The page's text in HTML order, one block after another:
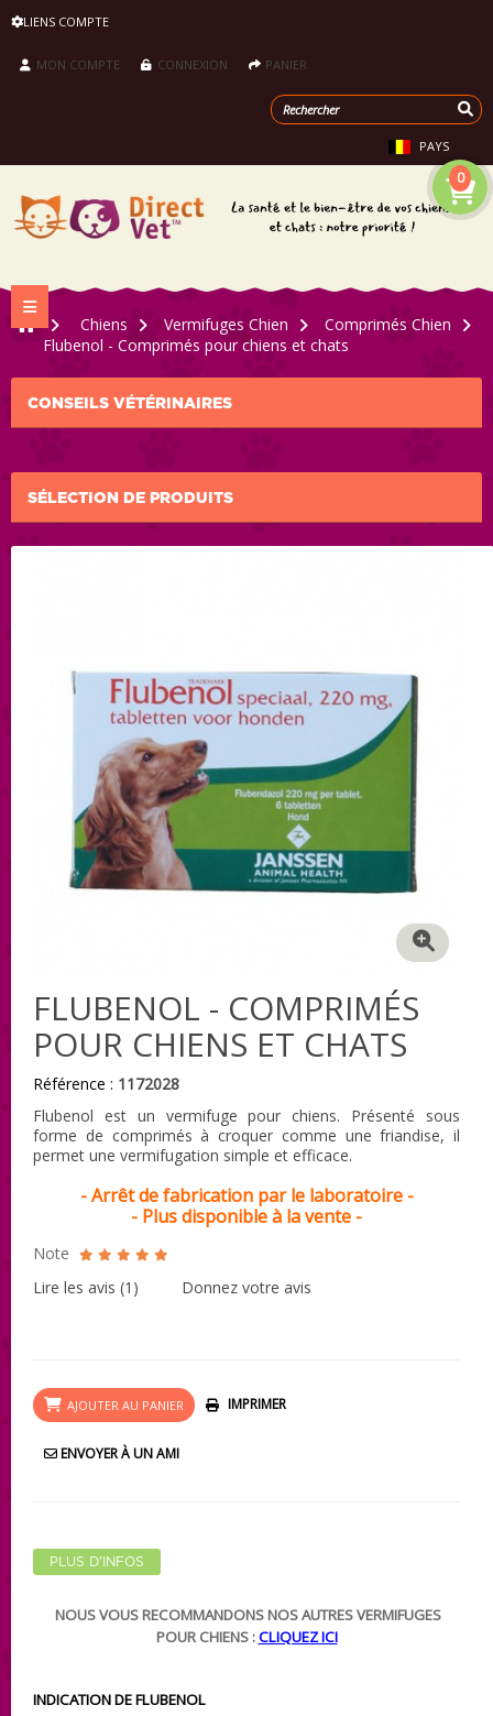
LIENS COMPTE
MON COMPTE CONNEXION PANIER
PAYS
0
Navigation bascule
>
Chiens > Vermifuges Chien >
Comprimés Chien
Flubenol - Comprimés pour chiens et chats
CONSEILS VÉTÉRINAIRES
SÉLECTION DE PRODUITS
FLUBENOL - COMPRIMÉS
POUR CHIENS ET CHATS
Référence : 1172028
Flubenol est un vermifuge pour chiens. Présenté sous
forme de comprimés à croquer comme une friandise, il
permet une vermifugation simple et efficace.
- Arrêt de fabrication par le laboratoire -
- Plus disponible à la vente -
Note
Lire les avis (1 ) Donnez votre avis
AJOUTER AU PANIER IMPRIMER
ENVOYER À UN AMI
PLUS D'INFOS
NOUS VOUS RECOMMANDONS NOS AUTRES VERMIFUGES
POUR CHIENS :CLIQUEZ ICI
INDICATION DE FLUBENOL